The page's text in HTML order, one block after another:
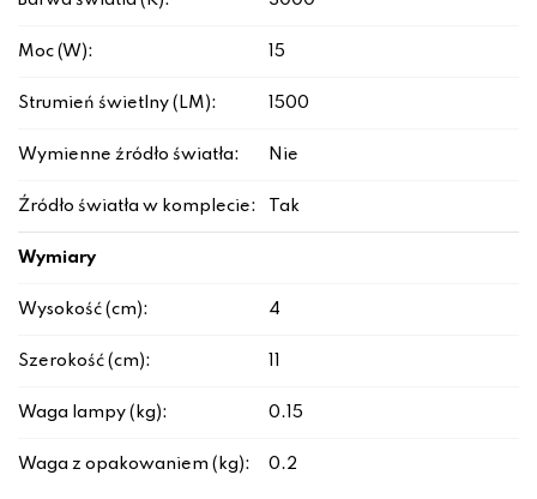
Moc (W): 15
Strumień świetlny (LM): 1500
Wymienne źródło światła: Nie
Źródło światła w komplecie: Tak
Wymiary
Wysokość (cm): 4
Szerokość (cm):
Waga lampy (kg): 0.15
Waga z opakowaniem (kg): 0.2